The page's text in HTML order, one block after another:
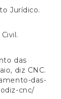
Jurídico.
das
diz CNC.
das-
cnc/